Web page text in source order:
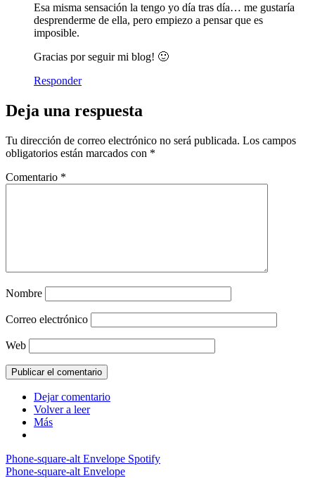
Esa misma sensación la tengo yo día tras día… me gustaría
desprenderme de ella, pero empiezo a pensar que es
imposible.
Gracias por seguir mi blog! 🙂
Responder
Deja una respuesta
Tu dirección de correo electrónico no será publicada. Los campos
obligatorios están marcados con *
Comentario *
Nombre
Correo electrónico
Web
Dejar comentario
Volver a leer
Más
Phone-square-alt Envelope Spotify
Phone-square-alt Envelope